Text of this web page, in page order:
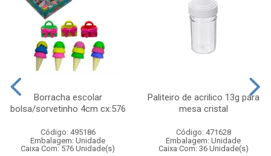
Borracha escolar
bolsa/sorvetinho 4cm cx:576
Código: 495186
Embalagem: Unidade
Caixa Com: 576 Unidade(s)
Paliteiro de acrilico 13g para
mesa cristal
Código: 471628
Embalagem: Unidade
Caixa Com: 36 Unidade(s)